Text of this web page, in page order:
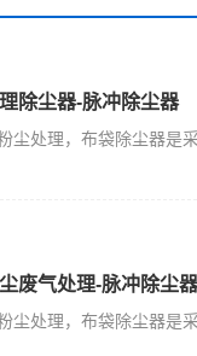
除尘器-脉冲除尘器
废气处理-脉冲除尘